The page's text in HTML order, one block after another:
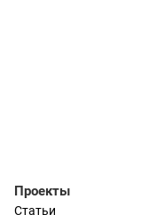
Проекты
Статьи